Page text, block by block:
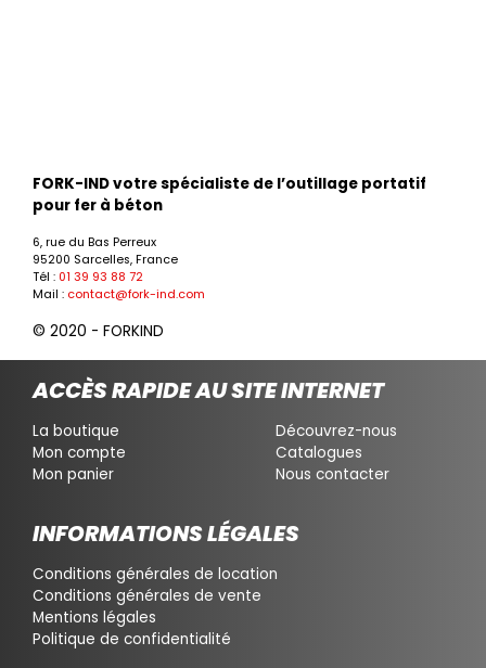
FORK-IND votre spécialiste de l’outillage portatif
pour fer à béton
6, rue du Bas Perreux
95200 Sarcelles, France
Tél : 01 39 93 88 72
Mail : contact@fork-ind.com
© 2020 - FORKIND
ACCÈS RAPIDE AU SITE INTERNET
La boutique
Mon compte
Mon panier
Découvrez-nous
Catalogues
Nous contacter
INFORMATIONS LÉGALES
Conditions générales de location
Conditions générales de vente
Mentions légales
Politique de confidentialité